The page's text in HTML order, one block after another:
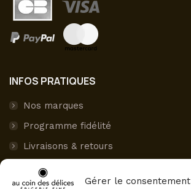
Gérer le consentement
INFOS PRATIQUES
Nos marques
Programme fidélité
Livraisons & retours
Paiement sécurisé
Mon compte